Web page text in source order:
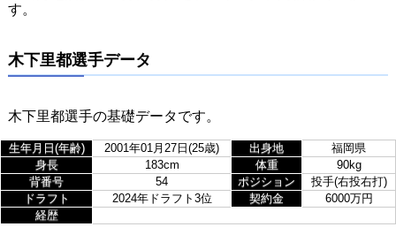
す。
木下里都選手データ
木下里都選手の基礎データです。
生年月日(年齢) 2001年01月27日(25歳) 出身地
福岡県
身長
183cm 体重
90kg
背番号
54 ポジション
投手(右投右打)
ドラフト
2024年ドラフト3位 契約金
6000万円
経歴